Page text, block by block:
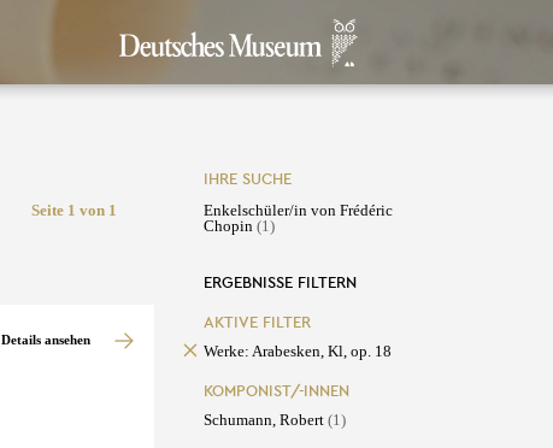
Seite 1 von 1
Details ansehen
IHRE SUCHE
Enkelschüler/in von Frédéric
Chopin (1)
ERGEBNISSE FILTERN
AKTIVE FILTER
Werke: Arabesken, Kl, op. 18
KOMPONIST/-INNEN
Schumann, Robert (1)